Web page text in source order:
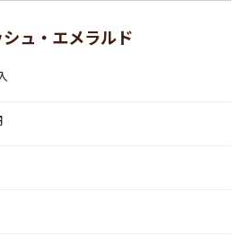
ュ・エメラルド